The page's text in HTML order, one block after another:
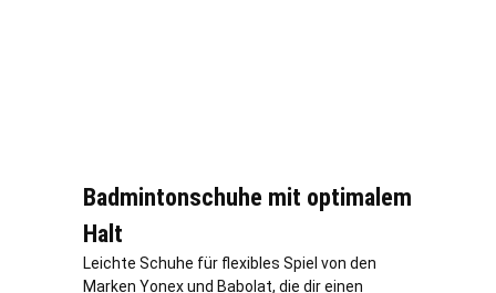
Badmintonschuhe mit optimalem
Halt
Leichte Schuhe für flexibles Spiel von den
Marken Yonex und Babolat, die dir einen